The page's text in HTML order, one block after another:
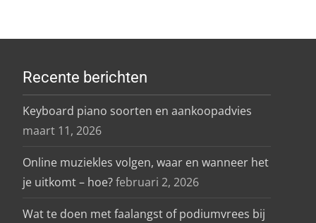
Recente berichten
Keyboard piano soorten en aankoopadvies
maart 11, 2026
Online muziekles volgen, waar en wanneer het
je uitkomt – hoe?februari 2, 2026
Wat te doen met faalangst of podiumvrees bij